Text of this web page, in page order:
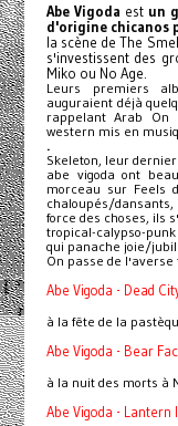
Abe Vigoda est un
d'origine chicanos
la scène de The
s'investissent des
Miko ou No Age.
Leurs premiers
auguraient déjà
rappelant Arab On
western mis en
.
Skeleton, leur
abe vigoda ont
morceau sur Feels
chaloupés/dansants,
force des choses, ils
tropical-calypso-punk
qui panache joie/
On passe de
Abe Vigoda - Dead
à la fête de la
Abe Vigoda - Bear
à la nuit des morts à
Abe Vigoda - Lantern